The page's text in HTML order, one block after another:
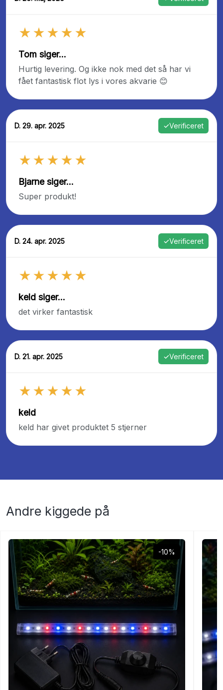
★★★★★
Tom siger...
Hurtig levering. Og ikke nok med det så har vi
fået fantastisk flot lys i vores akvarie 😊
D. 29. apr. 2025 ✓Verificeret
★★★★★
Bjarne siger...
Super produkt!
D. 24. apr. 2025 ✓Verificeret
★★★★★
keld siger...
det virker fantastisk
D. 21. apr. 2025 ✓Verificeret
★★★★★
keld
keld har givet produktet 5 stjerner
Andre kiggede på
-10%